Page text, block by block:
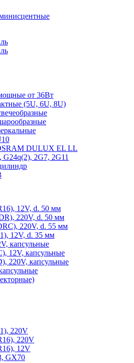
от 36Вт
(5U, 6U, 8U)
DULUX EL LL
2G7, 2G11
12V, d. 50 мм
220V, d. 50 мм
220V, d. 55 мм
12V, d. 35 мм
капсульные
12V, капсульные
220V, капсульные
220V
220V
12V
GX70